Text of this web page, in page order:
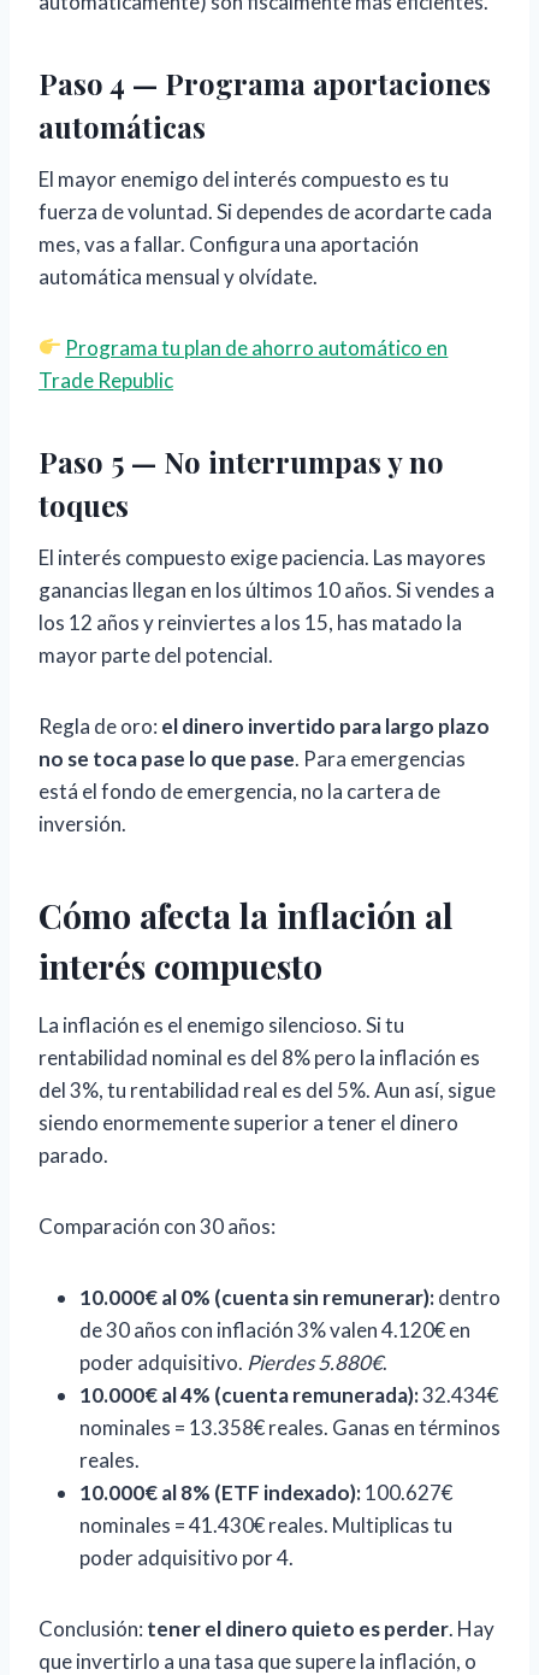
Paso 4 — Programa aportaciones
automáticas
El mayor enemigo del interés compuesto es tu
fuerza de voluntad. Si dependes de acordarte cada
mes, vas a fallar. Configura una aportación
automática mensual y olvídate.
Programa tu plan de ahorro automático en
Trade Republic
Paso 5 — No interrumpas y no
toques
El interés compuesto exige paciencia. Las mayores
ganancias llegan en los últimos 10 años. Si vendes a
los 12 años y reinviertes a los 15, has matado la
mayor parte del potencial.
Regla de oro: el dinero invertido para largo plazo
no se toca pase lo que pase. Para emergencias
está el fondo de emergencia, no la cartera de
inversión.
Cómo afecta la inflación al
interés compuesto
La inflación es el enemigo silencioso. Si tu
rentabilidad nominal es del 8% pero la inflación es
del 3%, tu rentabilidad real es del 5%. Aun así, sigue
siendo enormemente superior a tener el dinero
parado.
Comparación con 30 años:
10.000€ al 0% (cuenta sin remunerar):dentro
de 30 años con inflación 3% valen 4.120€ en
poder adquisitivo. Pierdes 5.880€.
10.000€ al 4% (cuenta remunerada):32.434€
nominales = 13.358€ reales. Ganas en términos
reales.
10.000€ al 8% (ETF indexado):100.627€
nominales = 41.430€ reales. Multiplicas tu
poder adquisitivo por 4.
Conclusión: tener el dinero quieto es perder. Hay
que invertirlo a una tasa que supere la inflación, o